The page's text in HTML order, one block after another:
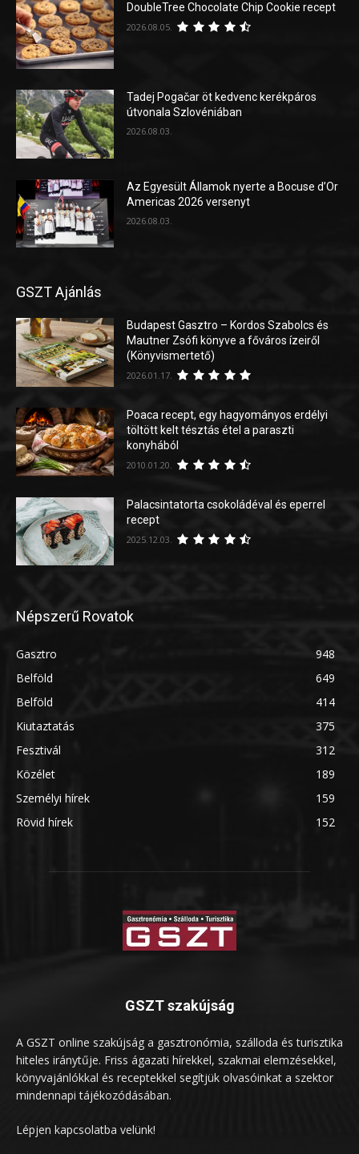
DoubleTree Chocolate Chip Cookie recept
2026.08.05.
Tadej Pogačar öt kedvenc kerékpáros
útvonala Szlovéniában
2026.08.03.
Az Egyesült Államok nyerte a Bocuse d’Or
Americas 2026 versenyt
2026.08.03.
GSZT Ajánlás
Budapest Gasztro – Kordos Szabolcs és
Mautner Zsófi könyve a főváros ízeiről
(Könyvismertető)
2026.01.17.
Poaca recept, egy hagyományos erdélyi
töltött kelt tésztás étel a paraszti
konyhából
2010.01.20.
Palacsintatorta csokoládéval és eperrel
recept
2025.12.03.
Népszerű Rovatok
Gasztro
948
Belföld
649
Belföld
414
Kiutaztatás
375
Fesztivál
312
Közélet
189
Személyi hírek
159
Rövid hírek
152
GSZT szakújság
A GSZT online szakújság a gasztronómia, szálloda és turisztika
hiteles iránytűje. Friss ágazati hírekkel, szakmai elemzésekkel,
könyvajánlókkal és receptekkel segítjük olvasóinkat a szektor
mindennapi tájékozódásában.
Lépjen kapcsolatba velünk!